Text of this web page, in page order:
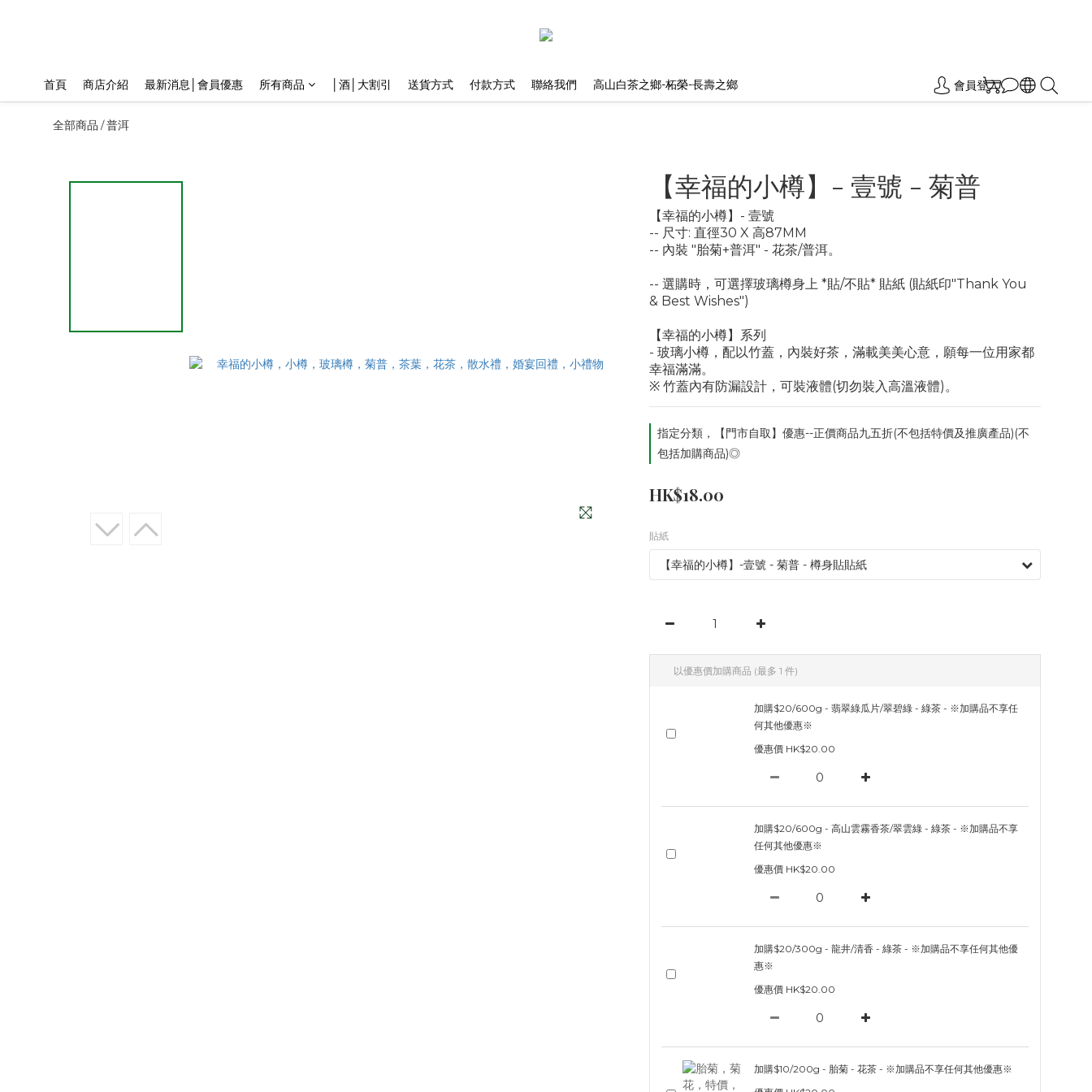
首頁 商店介紹 最新消息│會員優惠 所有商品 │酒│大割引 送貨方式 付款方式 聯絡我們 高山白茶之鄉-柘榮-長壽之鄉 會員登入
全部商品 /普洱
【幸福的小樽】- 壹號 - 菊普
【幸福的小樽】- 壹號
-- 尺寸: 直徑30 X 高87MM
-- 內裝 "胎菊+普洱" - 花茶/普洱。
-- 選購時，可選擇玻璃樽身上 *貼/不貼* 貼紙 (貼紙印"Thank You
& Best Wishes")
【幸福的小樽】系列
- 玻璃小樽，配以竹蓋，內裝好茶，滿載美美心意，願每一位用家都
幸福滿滿。
※ 竹蓋內有防漏設計，可裝液體(切勿裝入高溫液體)。
指定分類，【門市自取】優惠--正價商品九五折(不包括特價及推廣產品)(不
包括加購商品)◎
HK$18.00
貼紙
以優惠價加購商品 (最多 1 件)
加購$20/600g - 翡翠綠瓜片/翠碧綠 - 綠茶 - ※加購品不享任
何其他優惠※
優惠價 HK$20.00
加購$20/600g - 高山雲霧香茶/翠雲綠 - 綠茶 - ※加購品不享
任何其他優惠※
優惠價 HK$20.00
加購$20/300g - 龍井/清香 - 綠茶 - ※加購品不享任何其他優
惠※
優惠價 HK$20.00
加購$10/200g - 胎菊 - 花茶 - ※加購品不享任何其他優惠※